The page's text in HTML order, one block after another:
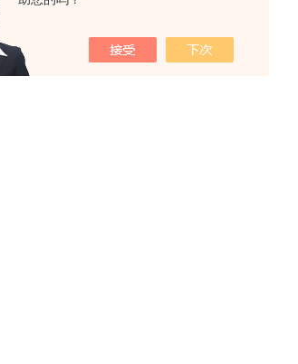
验室，医院临床检验等。